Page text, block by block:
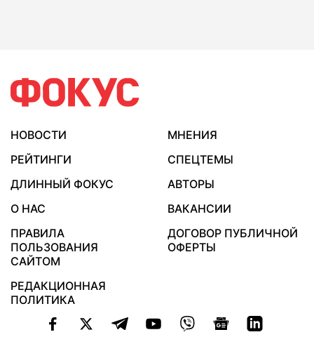
НОВОСТИ
МНЕНИЯ
РЕЙТИНГИ
СПЕЦТЕМЫ
ДЛИННЫЙ ФОКУС
АВТОРЫ
О НАС
ВАКАНСИИ
ПРАВИЛА
ПОЛЬЗОВАНИЯ
САЙТОМ
ДОГОВОР ПУБЛИЧНОЙ
ОФЕРТЫ
РЕДАКЦИОННАЯ
ПОЛИТИКА